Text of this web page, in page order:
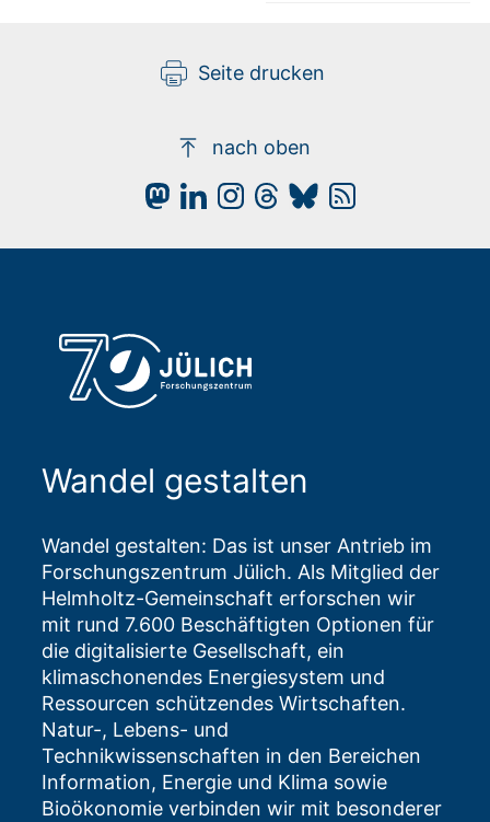
Seite drucken
nach oben
Wandel gestalten
Wandel gestalten: Das ist unser Antrieb im
Forschungszentrum Jülich. Als Mitglied der
Helmholtz-Gemeinschaft erforschen wir
mit rund 7.600 Beschäftigten Optionen für
die digitalisierte Gesellschaft, ein
klimaschonendes Energiesystem und
Ressourcen schützendes Wirtschaften.
Natur-, Lebens- und
Technikwissenschaften in den Bereichen
Information, Energie und Klima sowie
Bioökonomie verbinden wir mit besonderer